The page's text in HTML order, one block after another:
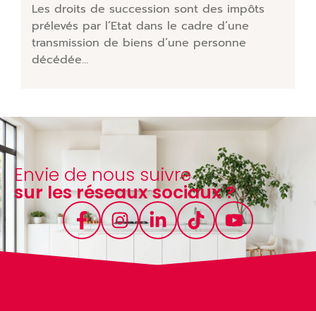
Les droits de succession sont des impôts
prélevés par l’Etat dans le cadre d’une
transmission de biens d’une personne
décédée…
Envie de nous suivre
sur les réseaux sociaux ?